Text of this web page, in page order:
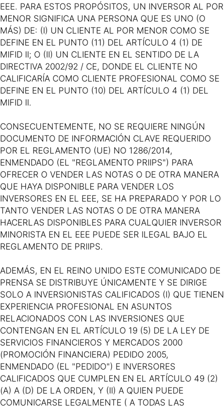
EEE. PARA ESTOS PROPÓSITOS, UN INVERSOR AL POR
MENOR SIGNIFICA UNA PERSONA QUE ES UNO (O
MÁS) DE: (I) UN CLIENTE AL POR MENOR COMO SE
DEFINE EN EL PUNTO (11) DEL ARTÍCULO 4 (1) DE
MIFID II; O (II) UN CLIENTE EN EL SENTIDO DE LA
DIRECTIVA 2002/92 / CE, DONDE EL CLIENTE NO
CALIFICARÍA COMO CLIENTE PROFESIONAL COMO SE
DEFINE EN EL PUNTO (10) DEL ARTÍCULO 4 (1) DEL
MIFID II.
CONSECUENTEMENTE, NO SE REQUIERE NINGÚN
DOCUMENTO DE INFORMACIÓN CLAVE REQUERIDO
POR EL REGLAMENTO (UE) NO 1286/2014,
ENMENDADO (EL "REGLAMENTO PRIIPS") PARA
OFRECER O VENDER LAS NOTAS O DE OTRA MANERA
QUE HAYA DISPONIBLE PARA VENDER LOS
INVERSORES EN EL EEE, SE HA PREPARADO Y POR LO
TANTO VENDER LAS NOTAS O DE OTRA MANERA
HACERLAS DISPONIBLES PARA CUALQUIER INVERSOR
MINORISTA EN EL EEE PUEDE SER ILEGAL BAJO EL
REGLAMENTO DE PRIIPS.
ADEMÁS, EN EL REINO UNIDO ESTE COMUNICADO DE
PRENSA SE DISTRIBUYE ÚNICAMENTE Y SE DIRIGE
SOLO A INVERSIONISTAS CALIFICADOS (I) QUE TIENEN
EXPERIENCIA PROFESIONAL EN ASUNTOS
RELACIONADOS CON LAS INVERSIONES QUE
CONTENGAN EN EL ARTÍCULO 19 (5) DE LA LEY DE
SERVICIOS FINANCIEROS Y MERCADOS 2000
(PROMOCIÓN FINANCIERA) PEDIDO 2005,
ENMENDADO (EL "PEDIDO") E INVERSORES
CALIFICADOS QUE CUMPLEN EN EL ARTÍCULO 49 (2)
(A) A (D) DE LA ORDEN, Y (II) A QUIEN PUEDE
COMUNICARSE LEGALMENTE ( A TODAS LAS